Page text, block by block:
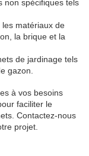
non spécifiques tels
matériaux de
la brique et la
de jardinage tels
gazon.
à vos besoins
faciliter le
Contactez-nous
projet.